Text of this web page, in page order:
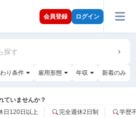
会員登録 ログイン
探す
り条件 雇用形態 年収 新着のみ
ていませんか？
日120日以上 完全週休2日制 学歴